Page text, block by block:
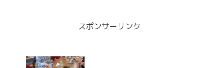
スポンサーリンク